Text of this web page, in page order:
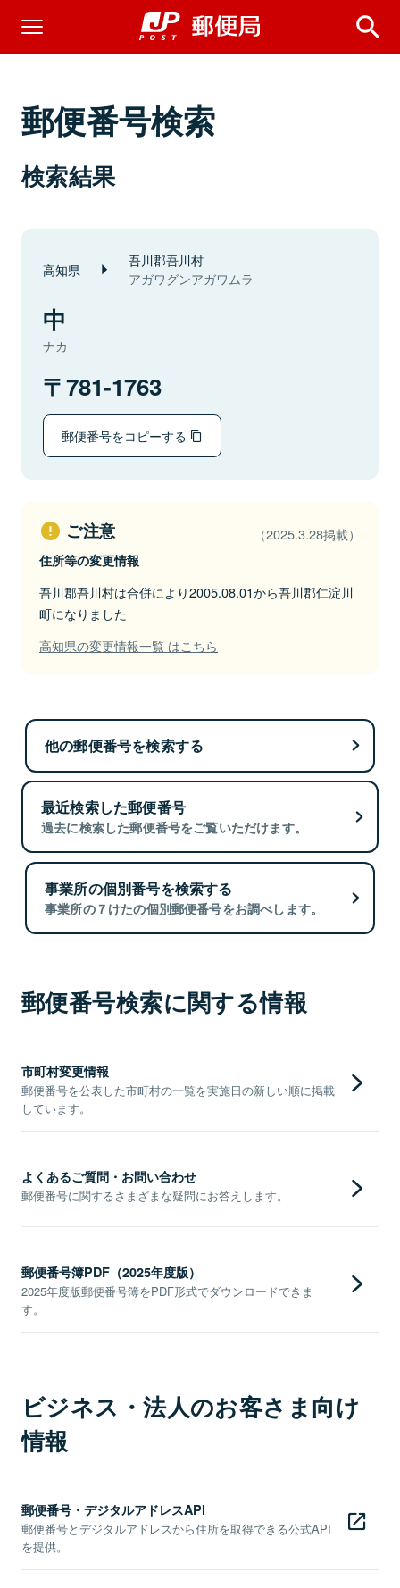
郵便番号検索
検索結果
高知県 吾川郡吾川村
アガワグンアガワムラ
中
ナカ
781-1763
郵便番号をコピーする
ご注意 （2025.3.28掲載）
住所等の変更情報
吾川郡吾川村は合併により2005.08.01から吾川郡仁淀川
町になりました
高知県の変更情報一覧 はこちら
他の郵便番号を検索する
最近検索した郵便番号
過去に検索した郵便番号をご覧いただけます。
事業所の個別番号を検索する
事業所の７けたの個別郵便番号をお調べします。
郵便番号検索に関する情報
市町村変更情報
郵便番号を公表した市町村の一覧を実施日の新しい順に掲載
しています。
よくあるご質問・お問い合わせ
郵便番号に関するさまざまな疑問にお答えします。
郵便番号簿PDF（2025年度版）
2025年度版郵便番号簿をPDF形式でダウンロードできま
す。
ビジネス・法人のお客さま向け
情報
郵便番号・デジタルアドレスAPI
郵便番号とデジタルアドレスから住所を取得できる公式API
を提供。